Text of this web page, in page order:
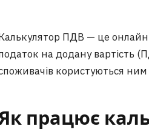
ПДВ — це
на додану вартість
користуються
працює